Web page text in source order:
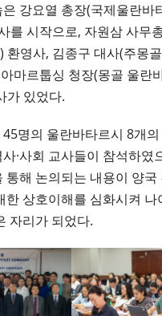
강요열 총장(국제울란바
를 시작으로, 자원삼 사무
환영사, 김종구 대사(주몽
마르툽싱 청장(몽골 울란
가 있었다.
명의 울란바타르시 8개
·사회 교사들이 참석하였
통해 논의되는 내용이 양국
한 상호이해를 심화시켜 나
자리가 되었다.